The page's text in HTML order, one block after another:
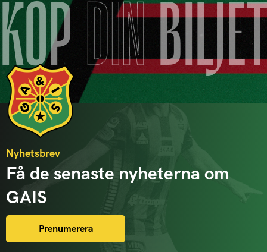
KÖPDIN
Nyhetsbrev
Få de senaste nyheterna om
GAIS
Prenumerera